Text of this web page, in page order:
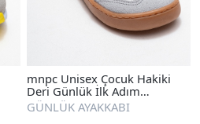
mnpc Unisex Çocuk Hakiki
Deri Günlük İlk Adım
Ayakkabı
GÜNLÜK AYAKKABI